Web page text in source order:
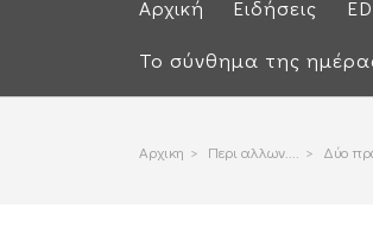
Αρχική Ειδήσεις
Το σύνθημα της
Αρχικη > Περι αλλων.... > Δύο